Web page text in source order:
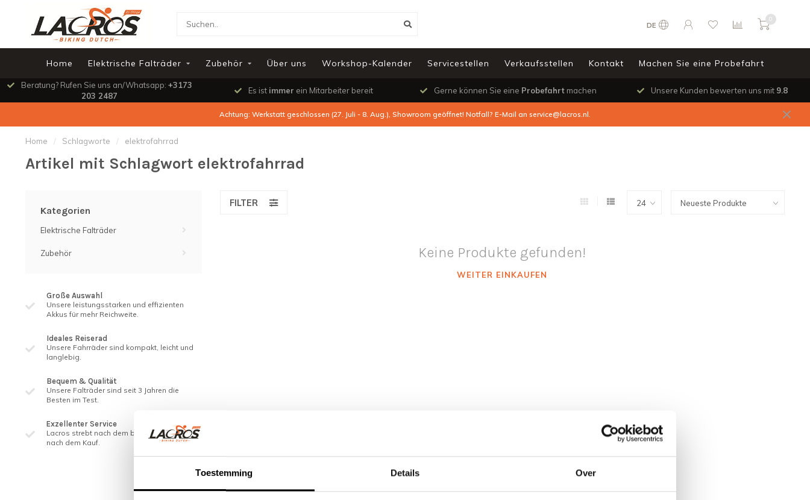
Toestemming Details Over
DE
0
Home Elektrische Falträder Zubehör Über uns Workshop-Kalender Servicestellen Verkaufsstellen Kontakt Machen Sie eine Probefahrt
Beratung? Rufen Sie uns an/Whatsapp: +3173
203 2487
Es ist immer ein Mitarbeiter bereit Gerne können Sie eine Probefahrtmachen Unsere Kunden bewerten uns mit 9.8
Achtung: Werkstatt geschlossen (27. Juli - 8. Aug.), Showroom geöffnet! Notfall? E-Mail an service@lacros.nl.
Home / Schlagworte / elektrofahrrad
Artikel mit Schlagwort elektrofahrrad
Kategorien
Elektrische Falträder
Zubehör
Große Auswahl
Unsere leistungsstarken und effizienten
Akkus für mehr Reichweite.
Ideales Reiserad
Unsere Fahrräder sind kompakt, leicht und
langlebig.
Bequem & Qualität
Unsere Falträder sind seit 3 ​​Jahren die
Besten im Test.
Exzellenter Service
Lacros strebt nach dem besten Service, auch
nach dem Kauf.
FILTER
Keine Produkte gefunden!
WEITER EINKAUFEN